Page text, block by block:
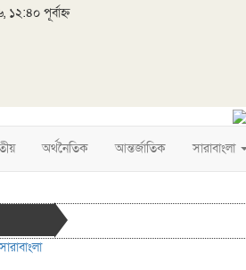
পূর্বাহ্ন
অর্থনৈতিক আন্তর্জাতিক সারাবাংলা
সারাবাংলা